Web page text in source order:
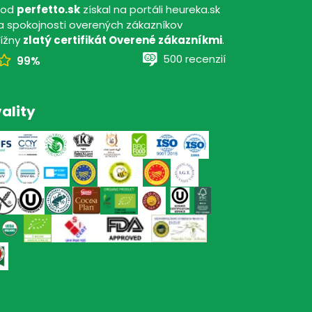
perfetto.skzískal na portáli heureka.sk
spokojnosti overených zákazníkov
zlatý certifikát Overené zákazníkmi.
99%
500 recenzií